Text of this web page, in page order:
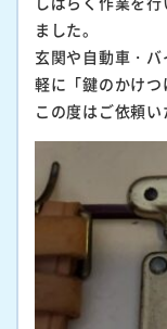
ました。
玄関や自動車・
軽に「鍵のかけつ
この度はご依頼い